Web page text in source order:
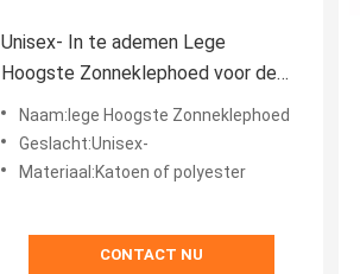
Unisex- In te ademen Lege
Hoogste Zonneklephoed voor de
Zomer
Naam:lege Hoogste Zonneklephoed
Geslacht:Unisex-
Materiaal:Katoen of polyester
CONTACT NU